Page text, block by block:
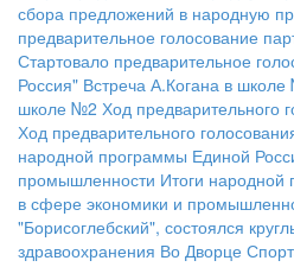
сбора предложений в народную
предварительное голосование
Стартовало предварительное
Россия" Встреча А.Когана в
школе №2 Ход предварительного
Ход предварительного
народной программы Единой
промышленности Итоги
в сфере экономики и
"Борисоглебский", состоялся
здравоохранения Во Дворце